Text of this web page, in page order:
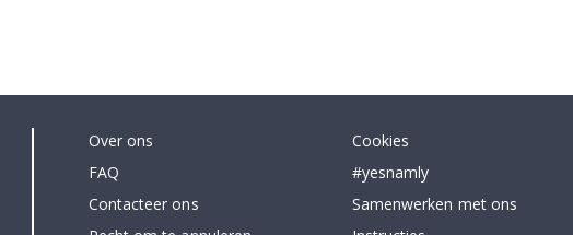
Over ons
FAQ
Contacteer ons
Cookies
#yesnamly
Samenwerken met ons